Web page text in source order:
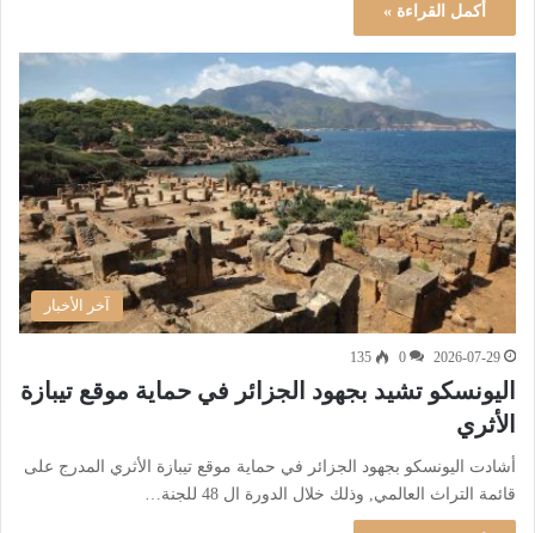
أكمل القراءة »
آخر الأخبار
2026-07-29
0
135
اليونسكو تشيد بجهود الجزائر في حماية موقع تيبازة
الأثري
أشادت اليونسكو بجهود الجزائر في حماية موقع تيبازة الأثري المدرج على
قائمة التراث العالمي, وذلك خلال الدورة ال 48 للجنة…